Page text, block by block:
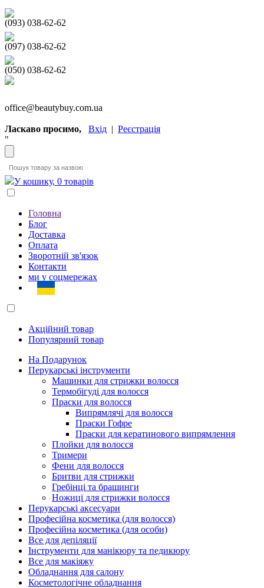
(093) 038-62-62
(097) 038-62-62
(050) 038-62-62
office@beautybuy.com.ua
Ласкаво просимо, Вхід | Реєстрація
"
У кошику, 0 товарів
Головна
Блог
Доставка
Оплата
Зворотній зв'язок
Контакти
ми у соцмережах
Акційний товар
Популярний товар
На Подарунок
Перукарські інструменти
Машинки для стрижки волосся
Термобігуді для волосся
Праски для волосся
Випрямлячі для волосся
Праски Гофре
Праски для кератинового випрямлення
Плойки для волосся
Тримери
Фени для волосся
Бритви для стрижки
Гребінці та брашинги
Ножиці для стрижки волосся
Перукарські аксесуари
Професійна косметика (для волосся)
Професійна косметика (для особи)
Все для депіляції
Інструменти для манікюру та педикюру
Все для макіяжу
Обладнання для салону
Косметологічне обладнання